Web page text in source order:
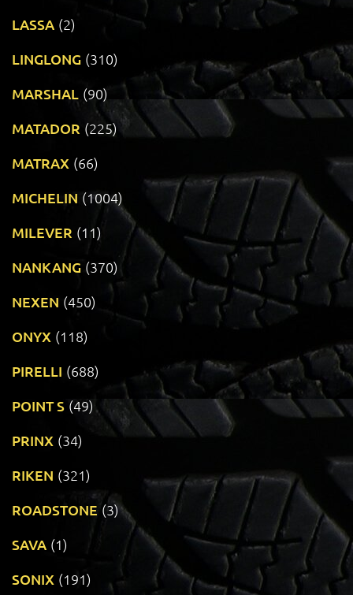
LASSA (2)
LINGLONG (310)
MARSHAL (90)
MATADOR (225)
MATRAX (66)
MICHELIN (1004)
MILEVER (11)
NANKANG (370)
NEXEN (450)
ONYX (118)
PIRELLI (688)
POINT S (49)
PRINX (34)
RIKEN (321)
ROADSTONE (3)
SAVA (1)
SONIX (191)